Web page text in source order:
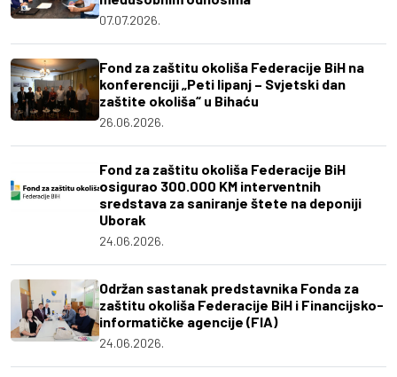
07.07.2026.
Fond za zaštitu okoliša Federacije BiH na
konferenciji „Peti lipanj – Svjetski dan
zaštite okoliša“ u Bihaću
26.06.2026.
Fond za zaštitu okoliša Federacije BiH
osigurao 300.000 KM interventnih
sredstava za saniranje štete na deponiji
Uborak
24.06.2026.
Održan sastanak predstavnika Fonda za
zaštitu okoliša Federacije BiH i Financijsko-
informatičke agencije (FIA)
24.06.2026.